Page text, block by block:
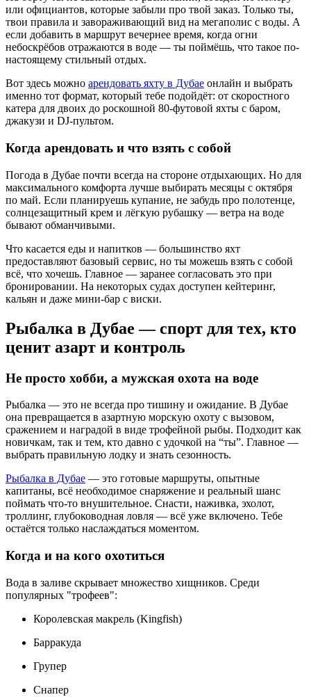
или официантов, которые забыли про твой заказ. Только ты,
твои правила и завораживающий вид на мегаполис с воды. А
если добавить в маршрут вечернее время, когда огни
небоскрёбов отражаются в воде — ты поймёшь, что такое по-
настоящему стильный отдых.
Вот здесь можно арендовать яхту в Дубае онлайн и выбрать
именно тот формат, который тебе подойдёт: от скоростного
катера для двоих до роскошной 80-футовой яхты с баром,
джакузи и DJ-пультом.
Когда арендовать и что взять с собой
Погода в Дубае почти всегда на стороне отдыхающих. Но для
максимального комфорта лучше выбирать месяцы с октября
по май. Если планируешь купание, не забудь про полотенце,
солнцезащитный крем и лёгкую рубашку — ветра на воде
бывают обманчивыми.
Что касается еды и напитков — большинство яхт
предоставляют базовый сервис, но ты можешь взять с собой
всё, что хочешь. Главное — заранее согласовать это при
бронировании. На некоторых судах доступен кейтеринг,
кальян и даже мини-бар с виски.
Рыбалка в Дубае — спорт для тех, кто
ценит азарт и контроль
Не просто хобби, а мужская охота на воде
Рыбалка — это не всегда про тишину и ожидание. В Дубае
она превращается в азартную морскую охоту с вызовом,
сражением и наградой в виде трофейной рыбы. Подходит как
новичкам, так и тем, кто давно с удочкой на “ты”. Главное —
выбрать правильную лодку и знать сезонность.
Рыбалка в Дубае — это готовые маршруты, опытные
капитаны, всё необходимое снаряжение и реальный шанс
поймать что-то внушительное. Снасти, наживка, эхолот,
троллинг, глубоководная ловля — всё уже включено. Тебе
остаётся только наслаждаться моментом.
Когда и на кого охотиться
Вода в заливе скрывает множество хищников. Среди
популярных "трофеев":
Королевская макрель (Kingfish)
Барракуда
Групер
Снапер